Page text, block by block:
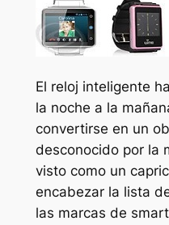
El reloj inteligente
la noche a la
convertirse en un
desconocido por la
visto como un
encabezar la lista
las marcas de